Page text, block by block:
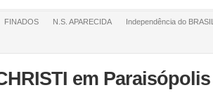
FINADOS N.S. APARECIDA Independência do BRASIL
em Paraisópolis